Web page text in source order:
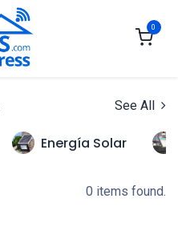
0
See All
Energía Solar
0 items found.